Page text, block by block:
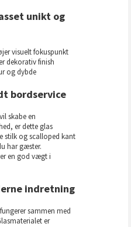
unikt og
visuelt fokuspunkt
dekorativ finish
og dybde
bordservice
skabe en
er dette glas
stilk og scalloped kant
har gæster.
en god vægt i
indretning
sammen med
er